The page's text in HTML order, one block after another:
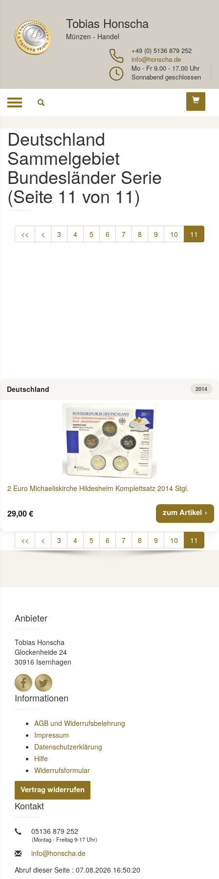
Tobias Honscha
Münzen - Handel
+49 (0) 5136 879 252
info@honscha.de
Mo - Fr 9.00 - 17.00 Uhr
Sonnabend geschlossen
Toggle
Deutschland
Sammelgebiet
Bundesländer Serie
(Seite 11 von 11)
<< < 3 4 5 6 7 8 9 10 11
Deutschland 2014
2 Euro Michaeliskirche Hildesheim Komplettsatz 2014 Stgl.
29,00 € zum Artikel
<< < 3 4 5 6 7 8 9 10 11
Anbieter
Tobias Honscha
Glockenheide 24
30916 Isernhagen
Informationen
AGB und Widerrufsbelehrung
Impressum
Datenschutzerklärung
Hilfe
Widerrufsformular
Vertrag widerrufen
Kontakt
05136 879 252
(Montag - Freitag 9-17 Uhr)
info@honscha.de
Abruf dieser Seite : 07.08.2026 16:50:20